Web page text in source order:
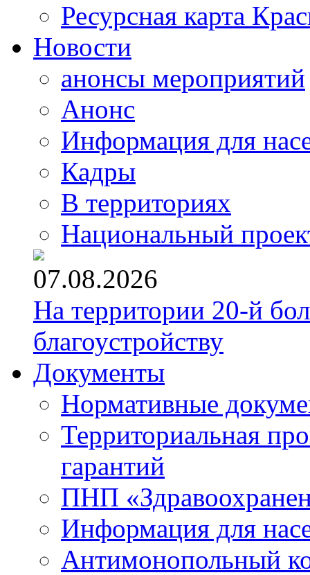
Ресурсная карта
Новости
анонсы мероприятий
Анонс
Информация для
Кадры
В территориях
Национальный
07.08.2026
На территории 20-й
благоустройству
Документы
Нормативные
Территориальная
гарантий
ПНП
Информация для
Антимонопольный